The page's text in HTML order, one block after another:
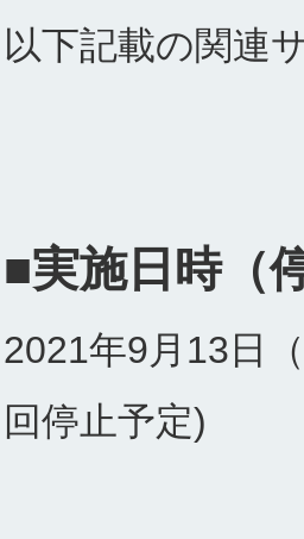
以下記載の関連
■実施日時（
2021年9月13日
回停止予定)